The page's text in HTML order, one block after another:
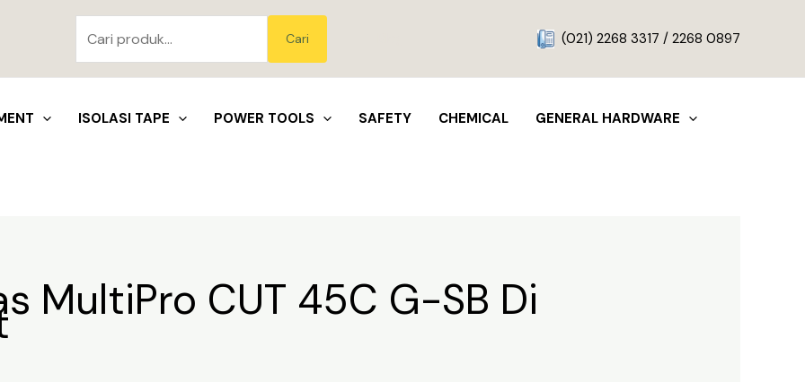
untuk:
Cari (021) 2268 3317 / 2268 0897
ISOLASI TAPE POWER TOOLS SAFETY CHEMICAL GENERAL HARDWARE
MultiPro CUT 45C G-SB Di